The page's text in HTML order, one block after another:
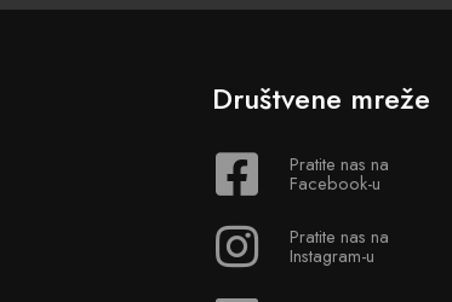
Društvene mreže
Pratite nas na
Facebook-u
Pratite nas na
Instagram-u